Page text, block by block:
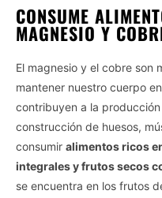
CONSUME
MAGNESIO Y
El magnesio y el cobre son
mantener nuestro cuerpo
contribuyen a la
construcción de huesos,
consumir alimentos ricos
integrales y frutos secos
se encuentra en los frutos